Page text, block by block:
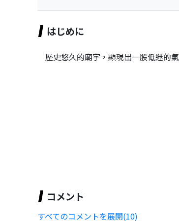
はじめに
歷史悠久的廟宇，顯現出一股低迷的
コメント
すべてのコメントを展開(10)